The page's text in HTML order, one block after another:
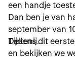
een handje
Dan ben je van
september van
Dekenij.
Tijdens dit
en bekijken we